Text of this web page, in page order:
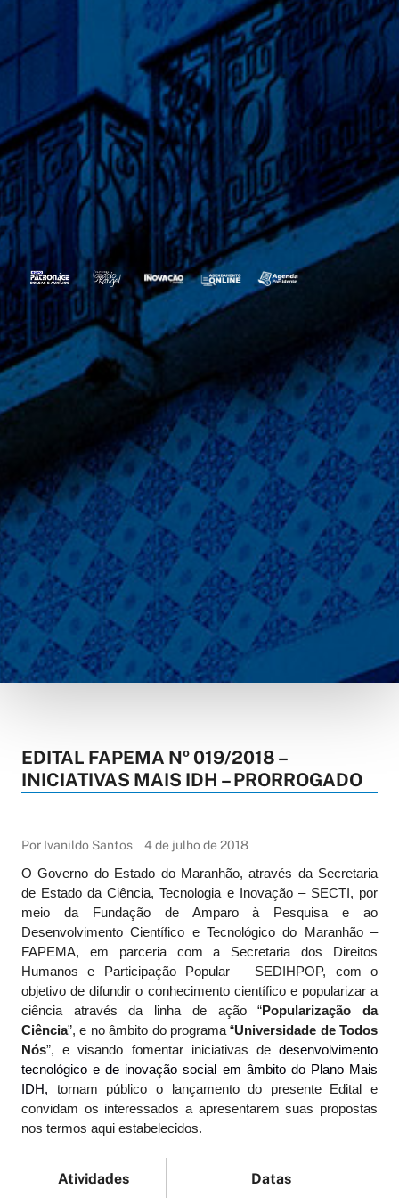
EDITAL FAPEMA Nº 019/2018 –
INICIATIVAS MAIS IDH – PRORROGADO
Por Ivanildo Santos 4 de julho de 2018
O Governo do Estado do Maranhão, através da Secretaria
de Estado da Ciência, Tecnologia e Inovação – SECTI, por
meio da Fundação de Amparo à Pesquisa e ao
Desenvolvimento Científico e Tecnológico do Maranhão –
FAPEMA, em parceria com a Secretaria dos Direitos
Humanos e Participação Popular – SEDIHPOP, com o
objetivo de difundir o conhecimento científico e popularizar a
ciência através da linha de ação “Popularização da
Ciência”, e no âmbito do programa “Universidade de Todos
Nós”, e visando fomentar iniciativas dedesenvolvimento
tecnológico e de inovação social em âmbito do Plano Mais
IDH, tornam público o lançamento do presente Edital e
convidam os interessados a apresentarem suas propostas
nos termos aqui estabelecidos.
Atividades Datas